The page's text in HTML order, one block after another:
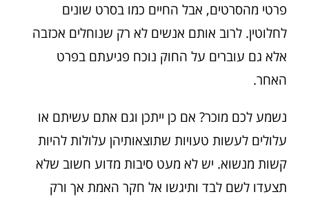
פרטי מהסרטים, אבל החיים כמו בסרט שונים
לחלוטין. לרוב אותם אנשים לא רק שנוחלים אכזבה
אלא גם עוברים על החוק נוכח פגיעתם בפרט
האחר.
נשמע לכם מוכר? אם כן ייתכן וגם אתם עשיתם או
עלולים לעשות טעויות שתוצאותיהן עלולות להיות
קשות מנשוא. יש לא מעט סיבות מדוע חשוב שלא
תצעדו לשם לבד ותיגשו אל חקר האמת אך ורק